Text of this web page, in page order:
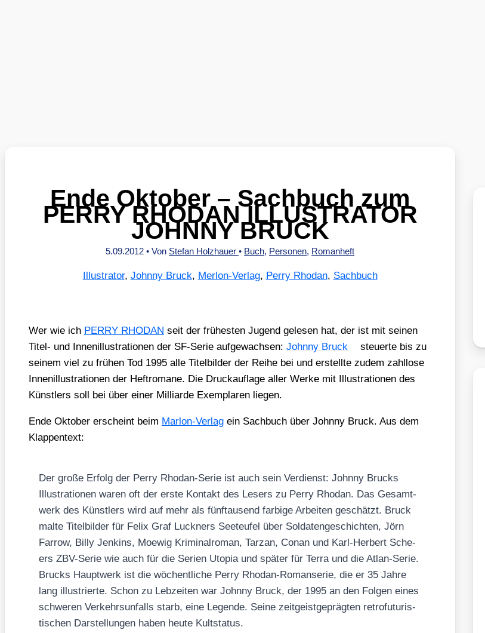
Ende Oktober – Sachbuch zum
PERRY RHODAN ILLUSTRATOR
JOHNNY BRUCK
5.09.2012• Von Stefan Holzhauer• Buch, Personen, Romanheft
Illustrator, Johnny Bruck, Merlon-Verlag, Perry Rhodan, Sachbuch
Wer wie ich PERRY RHODAN seit der frü­hes­ten Jugend gele­sen hat, der ist mit sei­nen
Titel- und Innen­il­lus­tra­tio­nen der SF-Serie auf­ge­wach­sen: John­ny Bruck
steu­er­te bis zu
sei­nem viel zu frü­hen Tod 1995 alle Titel­bil­der der Rei­he bei und erstell­te zudem zahl­lo­se
Innen­il­lus­tra­tio­nen der Heft­ro­ma­ne. Die Druck­auf­la­ge aller Wer­ke mit Illus­tra­tio­nen des
Künst­lers soll bei über einer Mil­li­ar­de Exem­pla­ren lie­gen.
Ende Okto­ber erscheint beim Mar­lon-Ver­lag ein Sach­buch über John­ny Bruck. Aus dem
Klap­pen­text:
Der gro­ße Erfolg der Per­ry Rho­dan-Serie ist auch sein Ver­dienst: John­ny Brucks
Illus­tra­tio­nen waren oft der ers­te Kon­takt des Lesers zu Per­ry Rho­dan. Das Gesamt­
werk des Künst­lers wird auf mehr als fünf­tau­send far­bi­ge Arbei­ten geschätzt. Bruck
mal­te Titel­bil­der für Felix Graf Luck­ners See­teu­fel über Sol­da­ten­ge­schich­ten, Jörn
Far­row, Bil­ly Jenk­ins, Moe­wig Kri­mi­nal­ro­man, Tar­zan, Conan und Karl-Her­bert Sche­
ers ZBV-Serie wie auch für die Seri­en Uto­pia und spä­ter für Ter­ra und die Atlan-Serie.
Brucks Haupt­werk ist die wöchent­li­che Per­ry Rho­dan-Roman­se­rie, die er 35 Jah­re
lang illus­trier­te. Schon zu Leb­zei­ten war John­ny Bruck, der 1995 an den Fol­gen eines
schwe­ren Ver­kehrs­un­falls starb, eine Legen­de. Sei­ne zeit­geist­ge­präg­ten retro­fu­tu­ris­
ti­schen Dar­stel­lun­gen haben heu­te Kult­sta­tus.